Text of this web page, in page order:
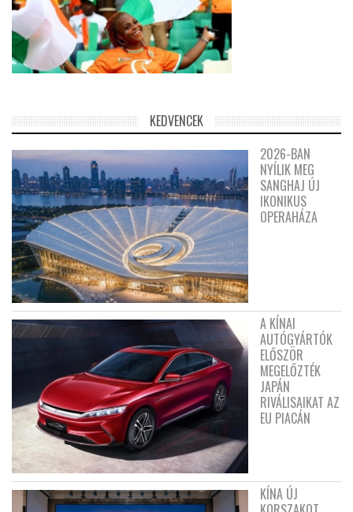
KEDVENCEK
2026-BAN
NYÍLIK MEG
SANGHAJ ÚJ
IKONIKUS
OPERAHÁZA
A KÍNAI
AUTÓGYÁRTÓK
ELŐSZÖR
MEGELŐZTÉK
JAPÁN
RIVÁLISAIKAT AZ
EU PIACÁN
KÍNA ÚJ